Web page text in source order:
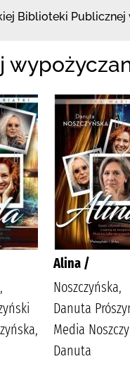
Biblioteki Publicznej
Alina /
Noszczyńska,
Danuta
Media
Danuta